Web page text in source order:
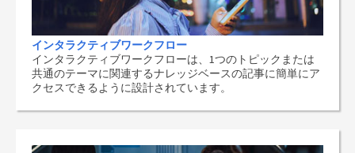
インタラクティブワークフロー
インタラクティブワークフローは、1つのトピックまたは
共通のテーマに関連するナレッジベースの記事に簡単にア
クセスできるように設計されています。